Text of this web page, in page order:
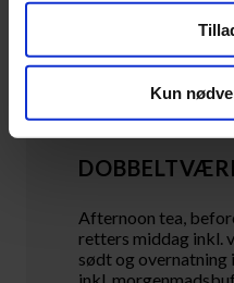
Kun
Afternoon tea,
retters middag inkl.
sødt og